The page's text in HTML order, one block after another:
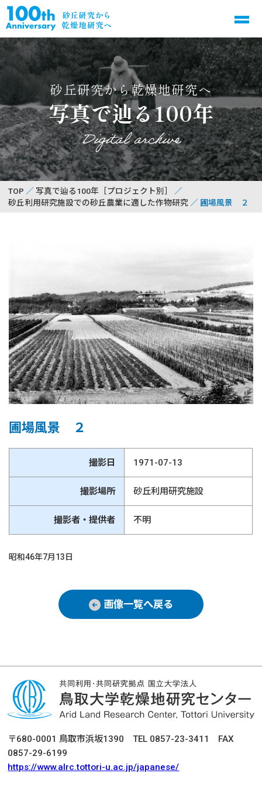
砂丘研究から乾燥地研究へ
写真で辿る100年
Digital archive
TOP
写真で辿る100年［プロジェクト別］
砂丘利用研究施設での砂丘農業に適した作物研究
圃場風景 ２
圃場風景 ２
撮影日 1971-07-13
撮影場所 砂丘利用研究施設
撮影者・提供者 不明
昭和46年7月13日
画像一覧へ戻る
〒680-0001 鳥取市浜坂1390 TEL 0857-23-3411 FAX
0857-29-6199
https://www.alrc.tottori-u.ac.jp/japanese/